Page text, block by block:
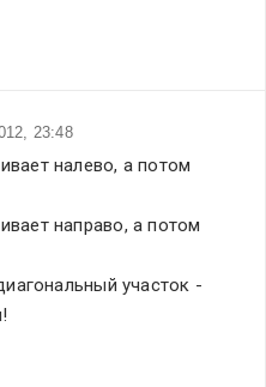
23:48
налево, а потом
направо, а потом
участок -